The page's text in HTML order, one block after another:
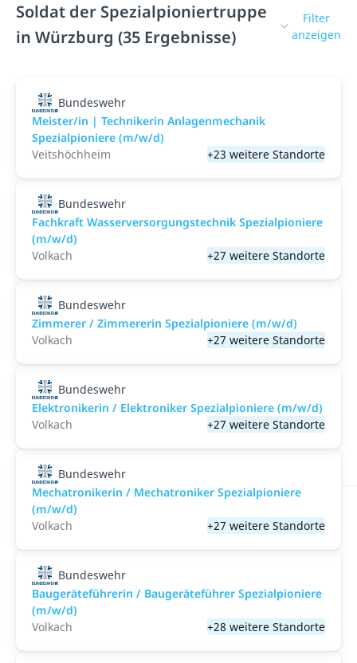
Soldat der Spezialpioniertruppe
in Würzburg (35 Ergebnisse)
Filter
anzeigen
Bundeswehr
Meister/in | Technikerin Anlagenmechanik
Spezialpioniere (m/w/d)
Veitshöchheim
+23 weitere Standorte
Bundeswehr
Fachkraft Wasserversorgungstechnik Spezialpioniere
(m/w/d)
Volkach
+27 weitere Standorte
Bundeswehr
Zimmerer / Zimmererin Spezialpioniere (m/w/d)
Volkach
+27 weitere Standorte
Bundeswehr
Elektronikerin / Elektroniker Spezialpioniere (m/w/d)
Volkach
+27 weitere Standorte
Bundeswehr
Mechatronikerin / Mechatroniker Spezialpioniere
(m/w/d)
Volkach
+27 weitere Standorte
Bundeswehr
Baugeräteführerin / Baugeräteführer Spezialpioniere
(m/w/d)
Volkach
+28 weitere Standorte